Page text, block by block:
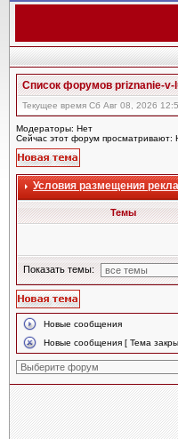
Список форумов priznanie-v-
Текущее время Сб Авг 08, 2026
Модераторы: Нет
Сейчас этот форум просматривают:
Условия размещения
Темы
Показать темы:
Новые сообщения
Новые сообщения [ Тема